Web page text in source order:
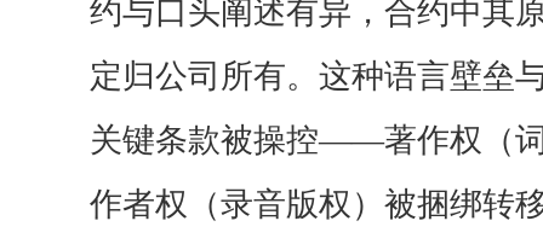
约与口头阐述有异，合约中其
定归公司所有。 这种语言壁垒
关键条款被操控——著作权（词
作者权（录音版权）被捆绑转